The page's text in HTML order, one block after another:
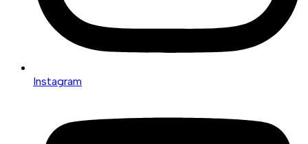
Instagram